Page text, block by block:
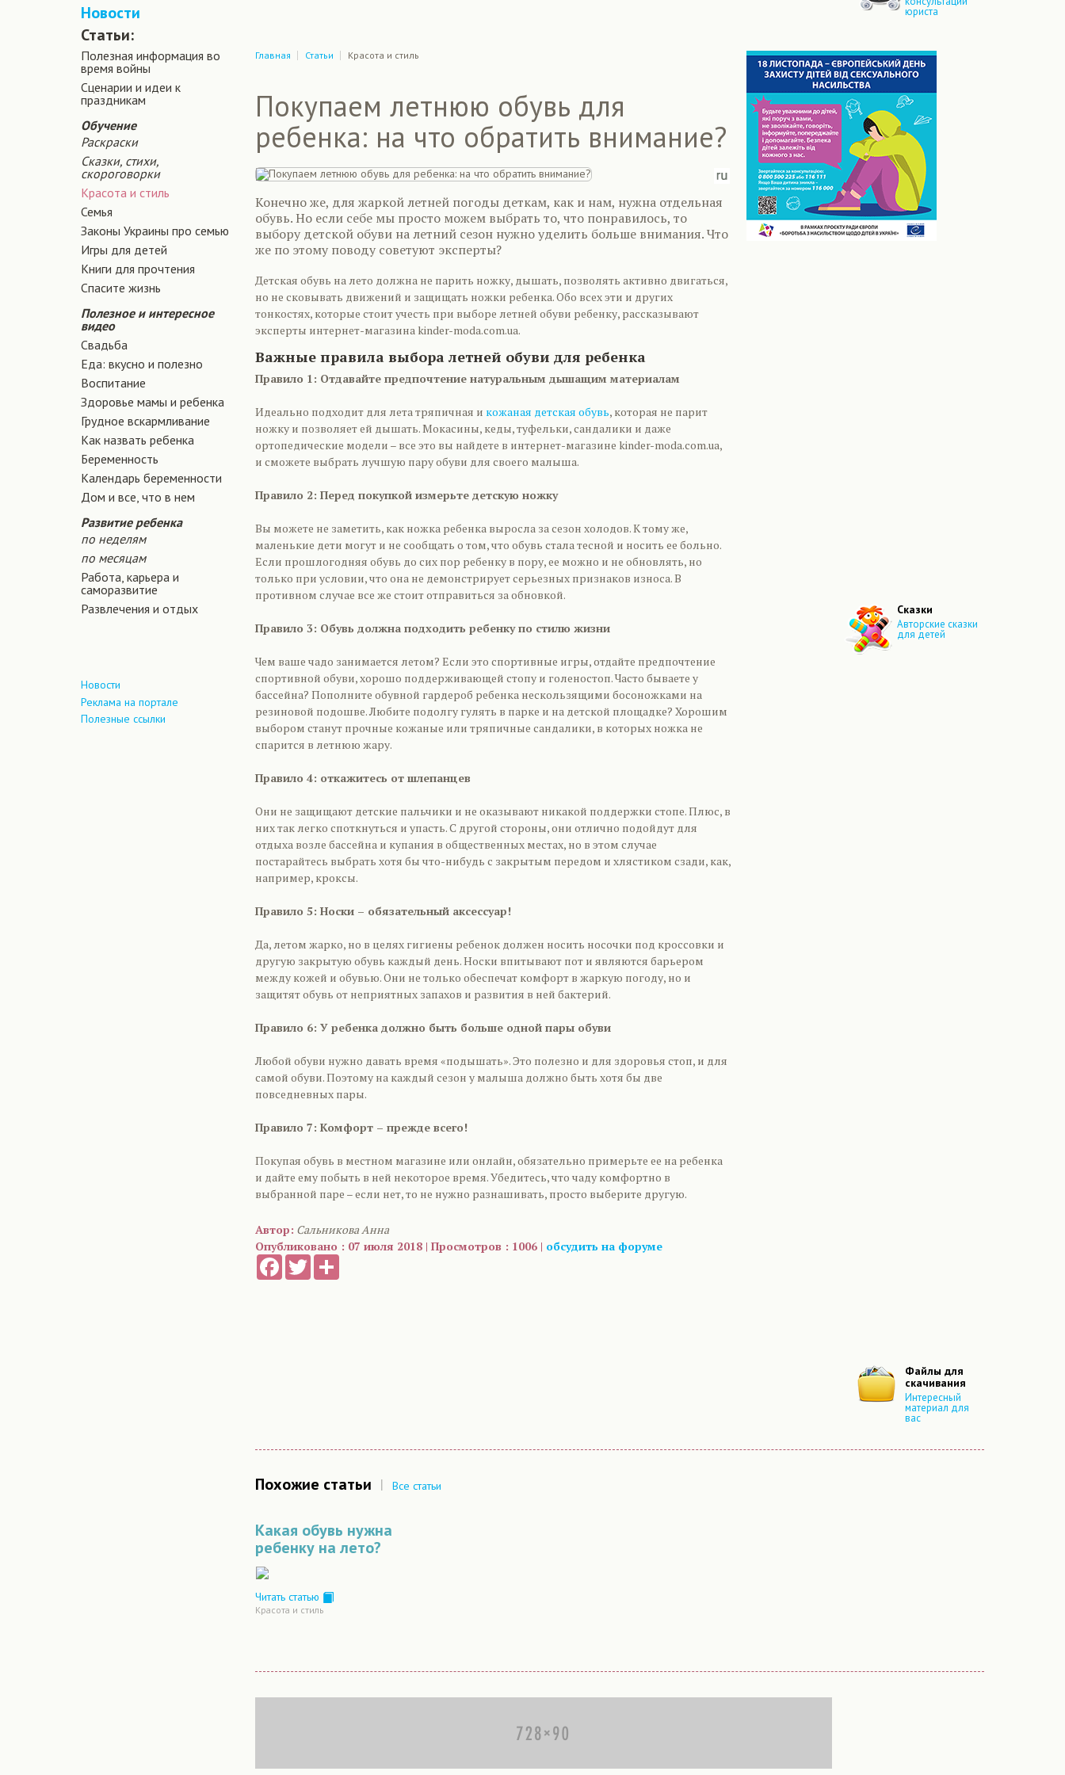
Новости
Статьи:
Полезная информация во
время войны
Сценарии и идеи к
праздникам
Обучение
Раскраски
Сказки, стихи,
скороговорки
Красота и стиль
Семья
Законы Украины про семью
Игры для детей
Книги для прочтения
Спасите жизнь
Полезное и интересное
видео
Свадьба
Еда: вкусно и полезно
Воспитание
Здоровье мамы и ребенка
Грудное вскармливание
Как назвать ребенка
Беременность
Календарь беременности
Дом и все, что в нем
Развитие ребенка
по неделям
по месяцам
Работа, карьера и
саморазвитие
Развлечения и отдых
Новости
Реклама на портале
Полезные ссылки
юриста
Главная Статьи Красота и стиль
Покупаем летнюю обувь для
ребенка: на что обратить внимание?
Конечно же, для жаркой летней погоды деткам, как и нам, нужна отдельная
обувь. Но если себе мы просто можем выбрать то, что понравилось, то
выбору детской обуви на летний сезон нужно уделить больше внимания. Что
же по этому поводу советуют эксперты?
Детская обувь на лето должна не парить ножку, дышать, позволять активно двигаться,
но не сковывать движений и защищать ножки ребенка. Обо всех эти и других
тонкостях, которые стоит учесть при выборе летней обуви ребенку, рассказывают
эксперты интернет-магазина kinder-moda.com.ua.
Важные правила выбора летней обуви для ребенка
Правило 1: Отдавайте предпочтение натуральным дышащим материалам
Идеально подходит для лета тряпичная и кожаная детская обувь, которая не парит
ножку и позволяет ей дышать. Мокасины, кеды, туфельки, сандалики и даже
ортопедические модели – все это вы найдете в интернет-магазине kinder-moda.com.ua,
и сможете выбрать лучшую пару обуви для своего малыша.
Правило 2: Перед покупкой измерьте детскую ножку
Вы можете не заметить, как ножка ребенка выросла за сезон холодов. К тому же,
маленькие дети могут и не сообщать о том, что обувь стала тесной и носить ее больно.
Если прошлогодняя обувь до сих пор ребенку в пору, ее можно и не обновлять, но
только при условии, что она не демонстрирует серьезных признаков износа. В
противном случае все же стоит отправиться за обновкой.
Правило 3: Обувь должна подходить ребенку по стилю жизни
Чем ваше чадо занимается летом? Если это спортивные игры, отдайте предпочтение
спортивной обуви, хорошо поддерживающей стопу и голеностоп. Часто бываете у
бассейна? Пополните обувной гардероб ребенка нескользящими босоножками на
резиновой подошве. Любите подолгу гулять в парке и на детской площадке? Хорошим
выбором станут прочные кожаные или тряпичные сандалики, в которых ножка не
спарится в летнюю жару.
Правило 4: откажитесь от шлепанцев
Они не защищают детские пальчики и не оказывают никакой поддержки стопе. Плюс, в
них так легко споткнуться и упасть. С другой стороны, они отлично подойдут для
отдыха возле бассейна и купания в общественных местах, но в этом случае
постарайтесь выбрать хотя бы что-нибудь с закрытым передом и хлястиком сзади, как,
например, кроксы.
Правило 5: Носки – обязательный аксессуар!
Да, летом жарко, но в целях гигиены ребенок должен носить носочки под кроссовки и
другую закрытую обувь каждый день. Носки впитывают пот и являются барьером
между кожей и обувью. Они не только обеспечат комфорт в жаркую погоду, но и
защитят обувь от неприятных запахов и развития в ней бактерий.
Правило 6: У ребенка должно быть больше одной пары обуви
Любой обуви нужно давать время «подышать». Это полезно и для здоровья стоп, и для
самой обуви. Поэтому на каждый сезон у малыша должно быть хотя бы две
повседневных пары.
Правило 7: Комфорт – прежде всего!
Покупая обувь в местном магазине или онлайн, обязательно примерьте ее на ребенка
и дайте ему побыть в ней некоторое время. Убедитесь, что чаду комфортно в
выбранной паре – если нет, то не нужно разнашивать, просто выберите другую.
Автор: Сальникова Анна
Опубликовано : 07 июля 2018 | Просмотров : 1006 | обсудить на форуме
FacebookTwitter
Сказки
Авторские сказки
для детей
Файлы для
скачивания
Интересный
материал для
вас
Похожие статьи | Все статьи
Какая обувь нужна
ребенку на лето?
Читать статью
Красота и стиль